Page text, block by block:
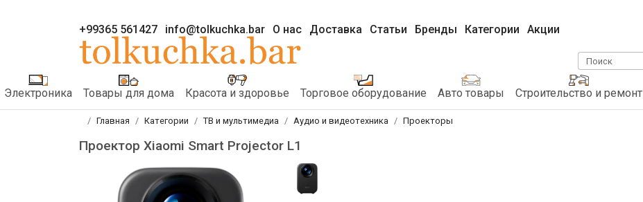
+99365 561427 info@tolkuchka.bar О нас Доставка Статьи Бренды Категории Акции
Поиск
Электроника Товары для дома Красота и здоровье Торговое оборудование Авто товары Строительство и ремонт
Главная Категории ТВ и мультимедиа Аудио и видеотехника Проекторы
Проектор Xiaomi Smart Projector L1